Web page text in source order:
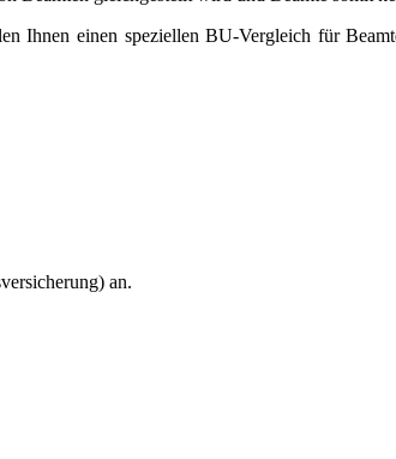
Ihnen einen speziellen BU-Vergleich für
an.